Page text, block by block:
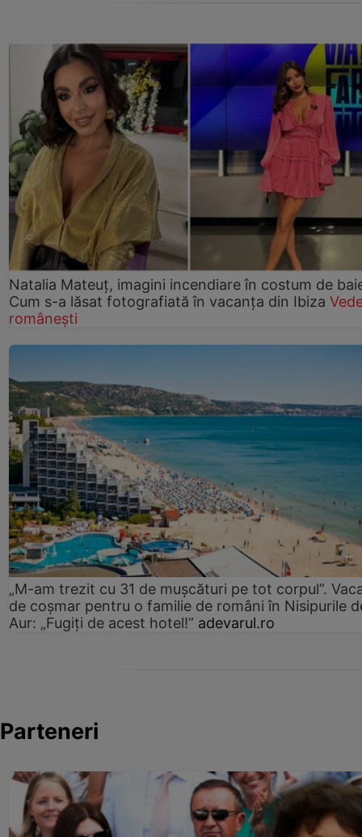
Natalia Mateuț, imagini incendiare în costum de
Cum s-a lăsat fotografiată în vacanța din Ibiza
românești
„M-am trezit cu 31 de mușcături pe tot corpul”.
de coșmar pentru o familie de români în Nisipurile
Aur: „Fugiți de acest hotel!” adevarul.ro
Parteneri